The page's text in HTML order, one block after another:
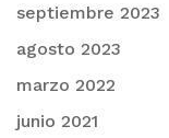
septiembre 2023
agosto 2023
marzo 2022
junio 2021